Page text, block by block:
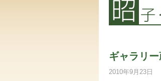
ギャラリ
2010年9月23日